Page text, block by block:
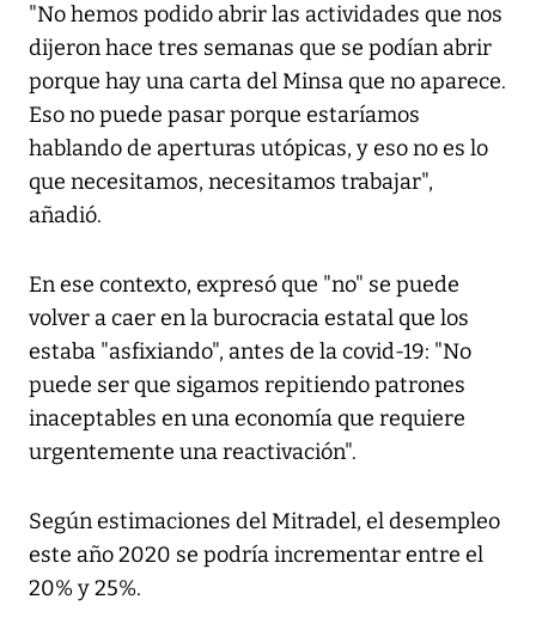
"No hemos podido abrir las actividades que nos
dijeron hace tres semanas que se podían abrir
porque hay una carta del Minsa que no aparece.
Eso no puede pasar porque estaríamos
hablando de aperturas utópicas, y eso no es lo
que necesitamos, necesitamos trabajar",
añadió.
En ese contexto, expresó que "no" se puede
volver a caer en la burocracia estatal que los
estaba "asfixiando", antes de la covid-19: "No
puede ser que sigamos repitiendo patrones
inaceptables en una economía que requiere
urgentemente una reactivación".
Según estimaciones del Mitradel, el desempleo
este año 2020 se podría incrementar entre el
20% y 25%.